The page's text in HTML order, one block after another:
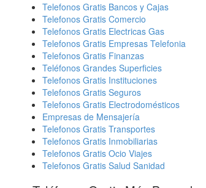
Telefonos Gratis Bancos y Cajas
Telefonos Gratis Comercio
Telefonos Gratis Electricas Gas
Telefonos Gratis Empresas Telefonia
Telefonos Gratis Finanzas
Teléfonos Grandes Superficies
Telefonos Gratis Instituciones
Telefonos Gratis Seguros
Telefonos Gratis Electrodomésticos
Empresas de Mensajería
Telefonos Gratis Transportes
Telefonos Gratis Inmobiliarias
Telefonos Gratis Ocio Viajes
Telefonos Gratis Salud Sanidad